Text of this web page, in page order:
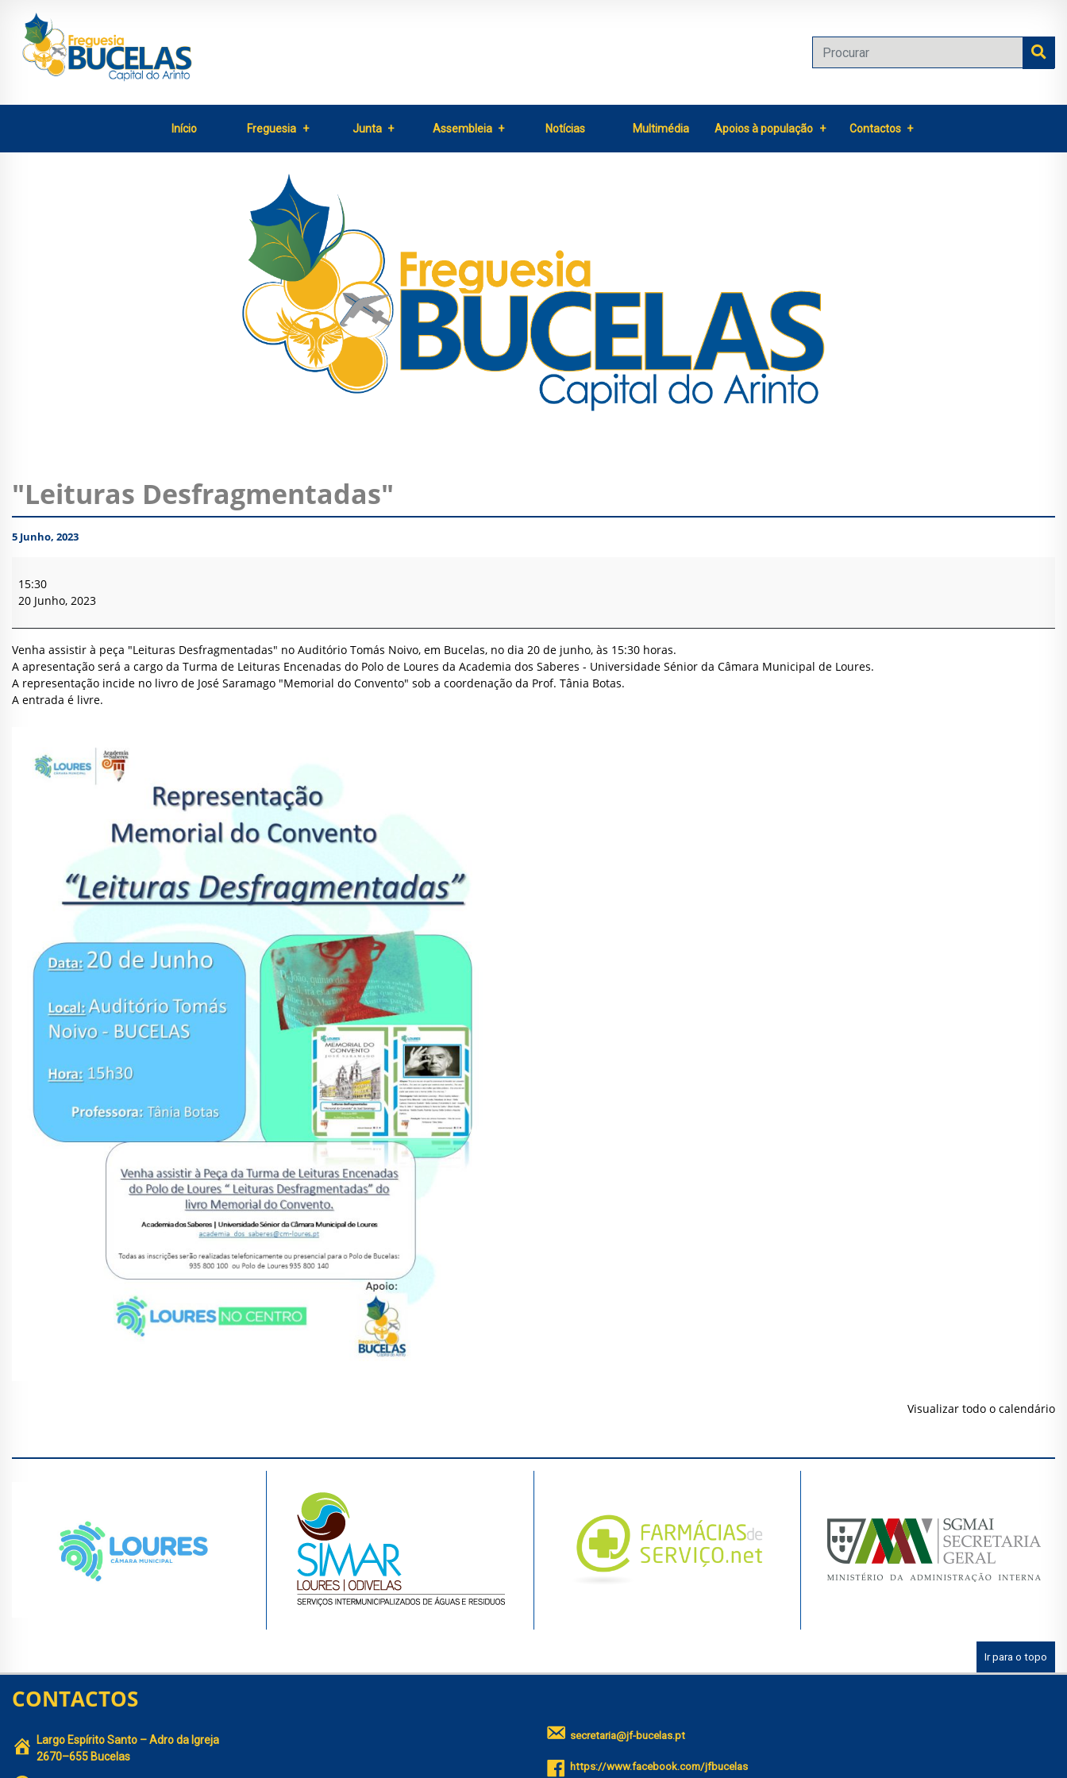
Início Freguesia Junta Assembleia Notícias Multimédia Apoios à população Contactos
"Leituras Desfragmentadas"
5 Junho, 2023
Desfragmentadas"
15:30
20 Junho, 2023
Venha assistir à peça "Leituras Desfragmentadas" no Auditório Tomás Noivo, em Bucelas, no dia 20 de junho, às 15:30 horas.
A apresentação será a cargo da Turma de Leituras Encenadas do Polo de Loures da Academia dos Saberes - Universidade Sénior da Câmara Municipal de Loures.
A representação incide no livro de José Saramago "Memorial do Convento" sob a coordenação da Prof. Tânia Botas.
A entrada é livre.
Visualizar todo o calendário
Ir para o topo
CONTACTOS
Largo Espírito Santo – Adro da Igreja
2670–655 Bucelas
secretaria@jf-bucelas.pt
https://www.facebook.com/jfbucelas